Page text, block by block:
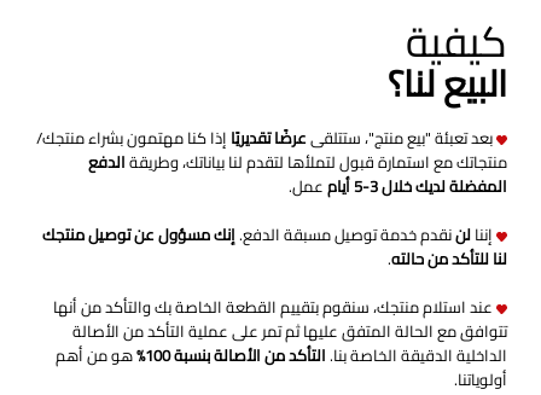
كيفية
البيع لنا؟
بعد تعبئة "بيع منتج"، ستتلقىعرضًا تقديريًا إذا كنا مهتمون بشراء منتجك/
منتجاتك مع استمارة قبول لتملأها لتقدم لنا بياناتك، وطريقةالدفع
المفضلة لديك خلال 3-5 أيام
عمل.
إننالننقدم خدمة توصيل مسبقة الدفع.إنك مسؤول عن توصيل منتجك
لنا للتأكد من حالته.
عند استلام منتجك، سنقوم بتقييم القطعة الخاصة بك والتأكد من أنها
تتوافق مع الحالة المتفق عليها ثم تمر على عملية التأكد من الأصالة
الداخلية الدقيقة الخاصة بنا.التأكد من الأصالة بنسبة 100%
هو من أهم
أولوياتنا.